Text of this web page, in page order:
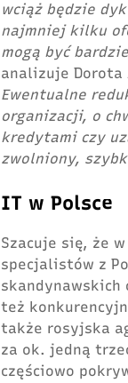
wciąż będzie
najmniej kilku
mogą być
analizuje Dorota
Ewentualne
organizacji, o
kredytami czy
zwolniony,
IT w Polsce
Szacuje się, że
specjalistów z
skandynawskich
też
także rosyjska
za ok. jedną
częściowo